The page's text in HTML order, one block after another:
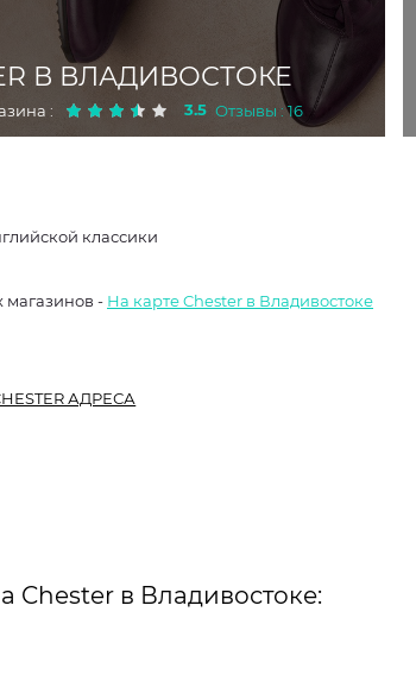
В ВЛАДИВОСТОКЕ
: 3.5 Отзывы : 16
обувь в духе английской классики
магазинов - На карте Chester в Владивостоке
АДРЕСА
Chester в Владивостоке: